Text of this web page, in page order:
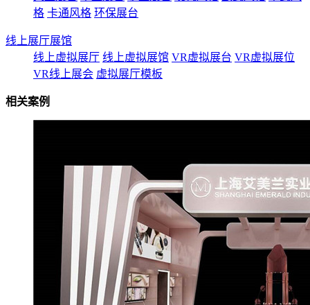
格 卡通风格 环保展台
线上展厅展馆
线上虚拟展厅 线上虚拟展馆 VR虚拟展台 VR虚拟展位
VR线上展会 虚拟展厅模板
相关案例